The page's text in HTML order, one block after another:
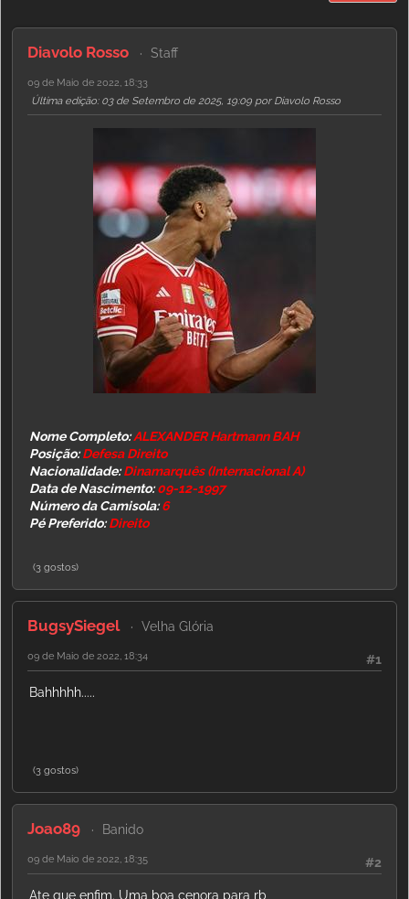
Diavolo Rosso Staff
09 de Maio de 2022, 18:33
Última edição: 03 de Setembro de 2025, 19:09 por Diavolo Rosso
Nome Completo:ALEXANDER Hartmann BAH
Posição:Defesa Direito
Nacionalidade:Dinamarquês (Internacional A)
Data de Nascimento:09-12-1997
Número da Camisola:6
Pé Preferido:Direito
(3 gostos)
BugsySiegel Velha Glória
#1
09 de Maio de 2022, 18:34
Bahhhhh.....
(3 gostos)
Joao89 Banido
#2
09 de Maio de 2022, 18:35
Ate que enfim. Uma boa cenora para rb